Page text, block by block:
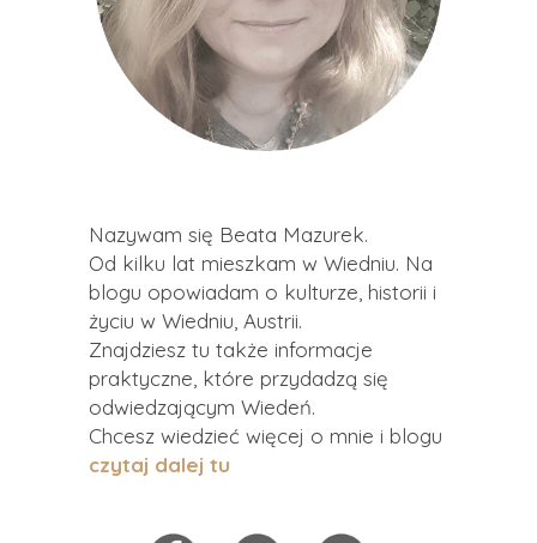
Nazywam się Beata Mazurek.
Od kilku lat mieszkam w Wiedniu. Na
blogu opowiadam o kulturze, historii i
życiu w Wiedniu, Austrii.
Znajdziesz tu także informacje
praktyczne, które przydadzą się
odwiedzającym Wiedeń.
Chcesz wiedzieć więcej o mnie i blogu
czytaj dalej tu